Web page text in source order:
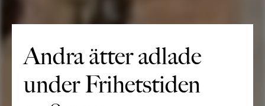
Andra ätter adlade
under Frihetstiden